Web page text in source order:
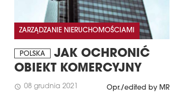
ZARZĄDZANIE NIERUCHOMOŚCIAMI
POLSKA
JAK OCHRONIĆ
OBIEKT KOMERCYJNY
schedule 08 grudnia 2021 Opr./edited by MR